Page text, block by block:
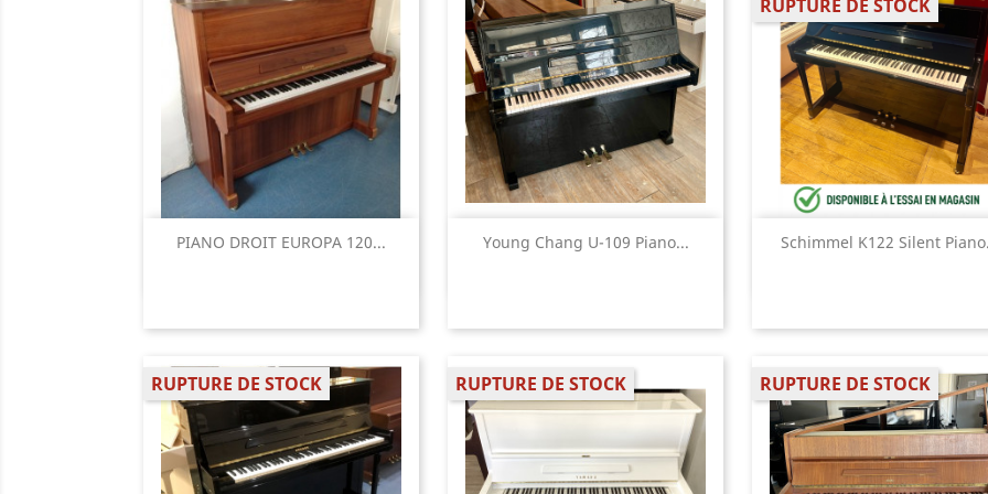
PIANO DROIT EUROPA 120...
Aperçu rapide Young Chang U-109 Piano...
Aperçu rapide Schimmel K122 Silent
RUPTURE DE STOCK
Aperçu rapide
RUPTURE DE STOCK RUPTURE DE STOCK RUPTURE DE STOCK